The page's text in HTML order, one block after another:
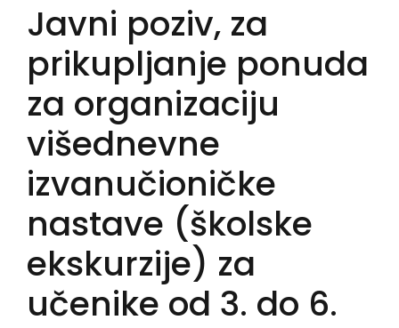
Javni poziv, za
prikupljanje ponuda
za organizaciju
višednevne
izvanučioničke
nastave (školske
ekskurzije) za
učenike od 3. do 6.